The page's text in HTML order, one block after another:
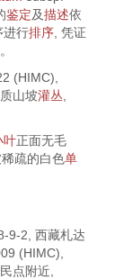
鉴定及描述依
进行排序 , 凭证
(HIMC),
山坡灌丛
叶正面无毛
疏的白色单
9-2, 西藏札达
(HIMC),
点附近,